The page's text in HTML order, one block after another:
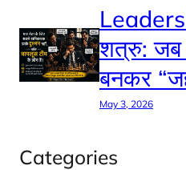
शत्रु: जब
बनकर
May 3, 2026
Categories